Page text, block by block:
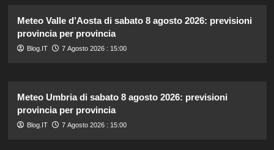
Meteo Valle d’Aosta di sabato 8 agosto 2026: previsioni
provincia per provincia
Blog.IT 7 Agosto 2026 : 15:00
Meteo Umbria di sabato 8 agosto 2026: previsioni
provincia per provincia
Blog.IT 7 Agosto 2026 : 15:00